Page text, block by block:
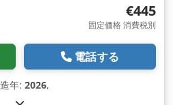
€445
固定価格 消費税別
電話する
年: 2026,